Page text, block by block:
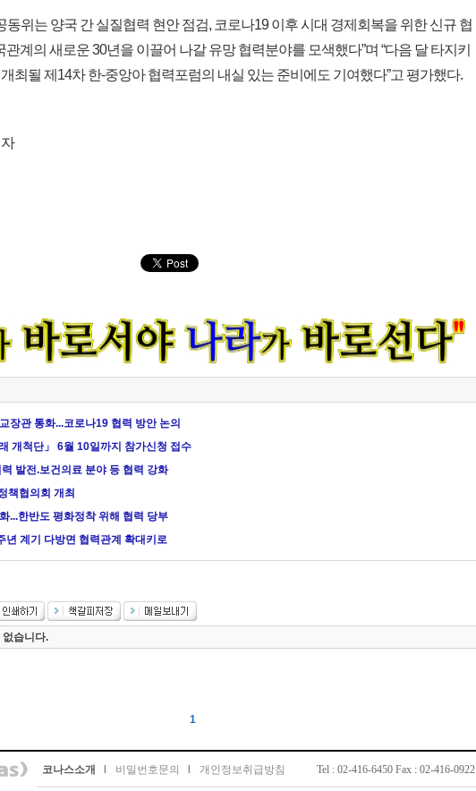
동위는 양국 간 실질협력 현안 점검, 코로나19 이후 시대 경제회복을 위한 신규 협
관계의 새로운 30년을 이끌어 나갈 유망 협력분야를 모색했다”며 “다음 달 타지키
최될 제14차 한-중앙아 협력포럼의 내실 있는 준비에도 기여했다”고 평가했다.
장관 통화...코로나19 협력 방안 논의
개척단」 6월 10일까지 참가신청 접수
발전.보건의료 분야 등 협력 강화
책협의회 개최
...한반도 평화정착 위해 협력 당부
년 계기 다방면 협력관계 확대키로
없습니다.
1
코나스소개 비밀번호문의 개인정보취급방침 Tel : 02-416-6450 Fax : 02-416-0922